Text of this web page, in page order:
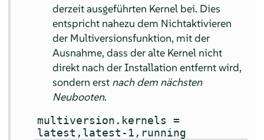
derzeit ausgeführten Kernel bei. Dies
entspricht nahezu dem Nichtaktivieren
der Multiversionsfunktion, mit der
Ausnahme, dass der alte Kernel nicht
direkt nach der Installation entfernt wird,
sondern erst nach dem nächsten
Neubooten.
multiversion.kernels =
latest,latest-1,running